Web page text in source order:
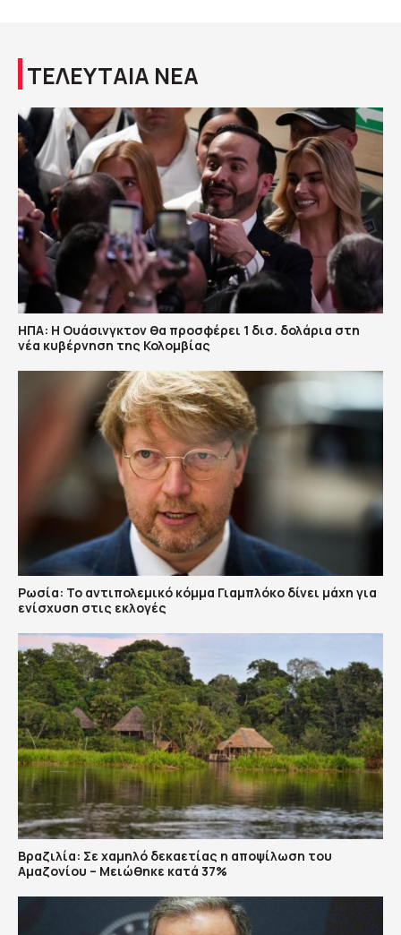
ΤΕΛΕΥΤΑΙΑ ΝΕΑ
ΗΠΑ: H Ουάσινγκτον θα προσφέρει 1 δισ. δολάρια στη
νέα κυβέρνηση της Κολομβίας
Ρωσία: Το αντιπολεμικό κόμμα Γιαμπλόκο δίνει μάχη για
ενίσχυση στις εκλογές
Βραζιλία: Σε χαμηλό δεκαετίας η αποψίλωση του
Αμαζονίου – Μειώθηκε κατά 37%